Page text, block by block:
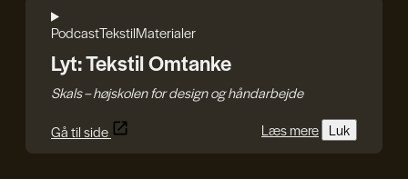
PodcastTekstilMaterialer
Lyt: Tekstil Omtanke
Skals – højskolen for design og håndarbejde
Gå til side
Læs mere Luk